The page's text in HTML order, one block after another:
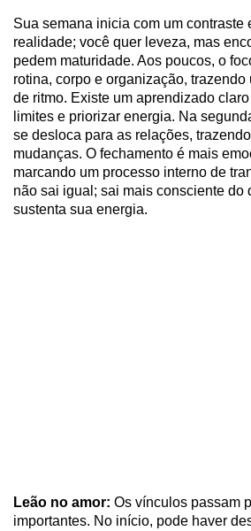
Sua semana inicia com um contraste
realidade; você quer leveza, mas
pedem maturidade. Aos poucos, o
rotina, corpo e organização,
de ritmo. Existe um aprendizado
limites e priorizar energia. Na
se desloca para as relações,
mudanças. O fechamento é mais
marcando um processo interno de
não sai igual; sai mais consciente do
sustenta sua energia.
Leão no amor: Os vínculos passam
importantes. No início, pode haver